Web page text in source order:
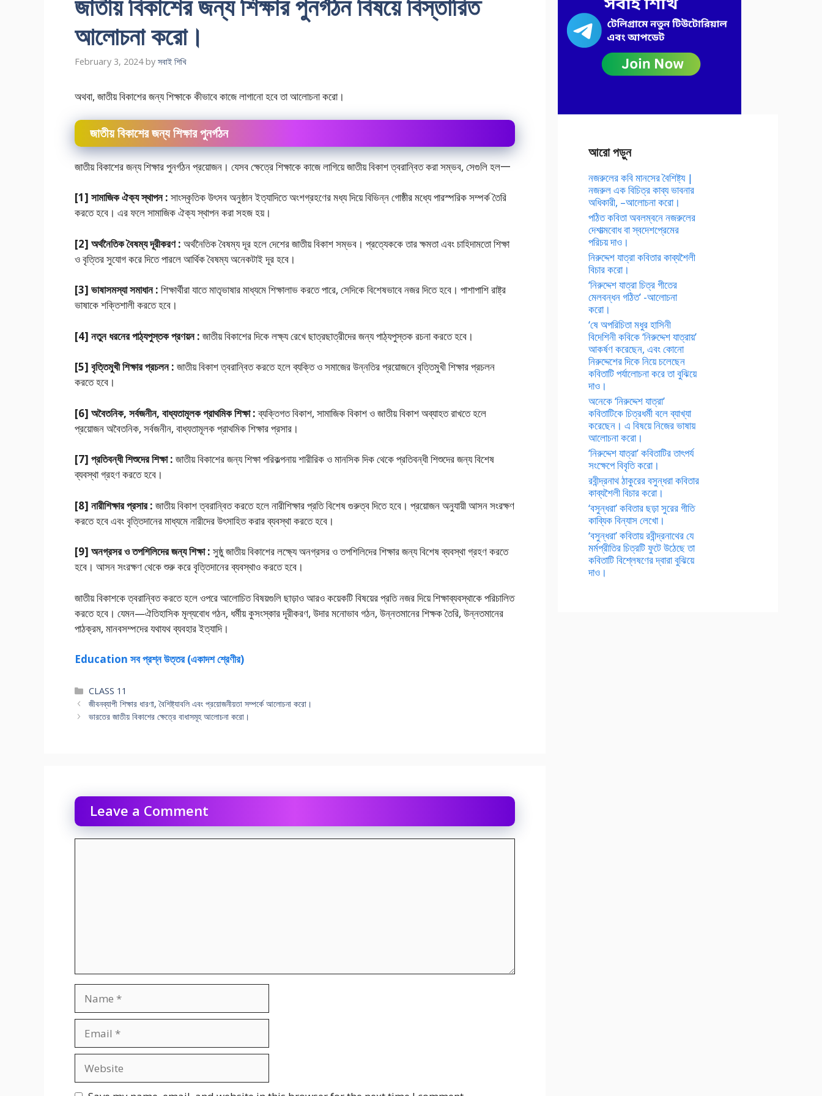
আলােচনা করাে।
February 3, 2024 by সবাই শিখি
অথবা, জাতীয় বিকাশের জন্য শিক্ষাকে কীভাবে কাজে লাগানাে হবে তা আলােচনা করাে।
জাতীয় বিকাশের জন্য শিক্ষার পুনর্গঠন
জাতীয় বিকাশের জন্য শিক্ষার পুনর্গঠন প্রয়ােজন। যেসব ক্ষেত্রে শিক্ষাকে কাজে লাগিয়ে জাতীয় বিকাশ ত্বরান্বিত করা সম্ভব, সেগুলি হল一
[1] সামাজিক ঐক্য স্থাপন : সাংস্কৃতিক উৎসব অনুষ্ঠান ইত্যাদিতে অংশগ্রহণের মধ্য দিয়ে বিভিন্ন গােষ্ঠীর মধ্যে পারস্পরিক সম্পর্ক তৈরি
করতে হবে। এর ফলে সামাজিক ঐক্য স্থাপন করা সহজ হয়।
[2] অর্থনৈতিক বৈষম্য দূরীকরণ : অর্থনৈতিক বৈষম্য দূর হলে দেশের জাতীয় বিকাশ সম্ভব। প্রত্যেককে তার ক্ষমতা এবং চাহিদামতাে শিক্ষা
ও বৃত্তির সুযােগ করে দিতে পারলে আর্থিক বৈষম্য অনেকটাই দূর হবে।
[3] ভাষাসমস্যা সমাধান : শিক্ষার্থীরা যাতে মাতৃভাষার মাধ্যমে শিক্ষালাভ করতে পারে, সেদিকে বিশেষভাবে নজর দিতে হবে। পাশাপাশি রাষ্ট্র
ভাষাকে শক্তিশালী করতে হবে।
[4] নতুন ধরনের পাঠ্যপুস্তক প্রণয়ন : জাতীয় বিকাশের দিকে লক্ষ্য রেখে ছাত্রছাত্রীদের জন্য পাঠ্যপুস্তক রচনা করতে হবে।
[5] বৃত্তিমুখী শিক্ষার প্রচলন : জাতীয় বিকাশ ত্বরান্বিত করতে হলে ব্যক্তি ও সমাজের উন্নতির প্রয়ােজনে বৃত্তিমুখী শিক্ষার প্রচলন
করতে হবে।
[6] অবৈতনিক, সর্বজনীন, বাধ্যতামূলক প্রাথমিক শিক্ষা :ব্যক্তিগত বিকাশ, সামাজিক বিকাশ ও জাতীয় বিকাশ অব্যাহত রাখতে হলে
প্রয়ােজন অবৈতনিক, সর্বজনীন, বাধ্যতামূলক প্রাথমিক শিক্ষার প্রসার।
[7] প্রতিবন্ধী শিশুদের শিক্ষা : জাতীয় বিকাশের জন্য শিক্ষা পরিকল্পনায় শারীরিক ও মানসিক দিক থেকে প্রতিবন্ধী শিশুদের জন্য বিশেষ
ব্যবস্থা গ্রহণ করতে হবে।
[8] নারীশিক্ষার প্রসার : জাতীয় বিকাশ ত্বরান্বিত করতে হলে নারীশিক্ষার প্রতি বিশেষ গুরুত্ব দিতে হবে। প্রয়োজন অনুযায়ী আসন সংরক্ষণ
করতে হবে এবং বৃত্তিদানের মাধ্যমে নারীদের উৎসাহিত করার ব্যবস্থা করতে হবে।
[9] অনগ্রসর ও তপশিলিদের জন্য শিক্ষা : সুষ্ঠু জাতীয় বিকাশের লক্ষ্যে অনগ্রসর ও তপশিলিদের শিক্ষার জন্য বিশেষ ব্যবস্থা গ্রহণ করতে
হবে। আসন সংরক্ষণ থেকে শুরু করে বৃত্তিদানের ব্যবস্থাও করতে হবে।
জাতীয় বিকাশকে ত্বরান্বিত করতে হলে ওপরে আলােচিত বিষয়গুলি ছাড়াও আরও কয়েকটি বিষয়ের প্রতি নজর দিয়ে শিক্ষাব্যবস্থাকে পরিচালিত
করতে হবে। যেমন—ঐতিহাসিক মূল্যবােধ গঠন, ধর্মীয় কুসংস্কার দূরীকরণ, উদার মনােভাব গঠন, উন্নতমানের শিক্ষক তৈরি, উন্নতমানের
পাঠক্রম, মানবসম্পদের যথাযথ ব্যবহার ইত্যাদি।
Education সব প্রশ্ন উত্তর (একাদশ শ্রেণীর)
Categories
CLASS 11
জীবনব্যাপী শিক্ষার ধারণা, বৈশিষ্ট্যাবলি এবং প্রয়ােজনীয়তা সম্পর্কে আলােচনা করাে।
ভারতের জাতীয় বিকাশের ক্ষেত্রে বাধাসমূহ আলােচনা করাে।
Leave a Comment
আরো পড়ুন
নজরুলের কবি মানসের বৈশিষ্ট্য |
নজরুল এক বিচিত্র কাব্য ভাবনার
অধিকারী, –আলোচনা করো।
পঠিত কবিতা অবলম্বনে নজরুলের
দেশাত্মবোধ বা স্বদেশপ্রেমের
পরিচয় দাও।
নিরুদ্দেশ যাত্রা কবিতার কাব্যশৈলী
বিচার করো।
‘নিরুদ্দেশ যাত্রা চিত্র গীতের
মেলবন্ধন গঠিত’ -আলোচনা
করো।
‘ষে অপরিচিতা মধুর হাসিনী
বিদেশিনী কবিকে ‘নিরুদ্দেশ যাত্রায়’
আকর্ষণ করেছেন, এবং কোনো
নিরুদ্দেশের দিকে নিয়ে চলেছেন
কবিতাটি পর্যালোচনা করে তা বুঝিয়ে
দাও।
অনেকে ‘নিরুদ্দেশ যাত্রা’
কবিতাটিকে চিত্রধর্মী বলে ব্যাখ্যা
করেছেন। এ বিষয়ে নিজের ভাষায়
আলোচনা করো।
‘নিরুদ্দেশ যাত্রা’ কবিতাটির তাৎপর্য
সংক্ষেপে বিবৃতি করো।
রবীন্দ্রনাথ ঠাকুরের বসুন্ধরা কবিতার
কাব্যশৈলী বিচার করো।
‘বসুন্ধরা’ কবিতার ছড়া সুরের গীতি
কাব্যিক বিন্যাস লেখো।
‘বসুন্ধরা’ কবিতায় রবীন্দ্রনাথের যে
মর্মপ্রীতির চিত্রটি ফুটে উঠেছে তা
কবিতাটি বিশ্লেষণের দ্বারা বুঝিয়ে
দাও।